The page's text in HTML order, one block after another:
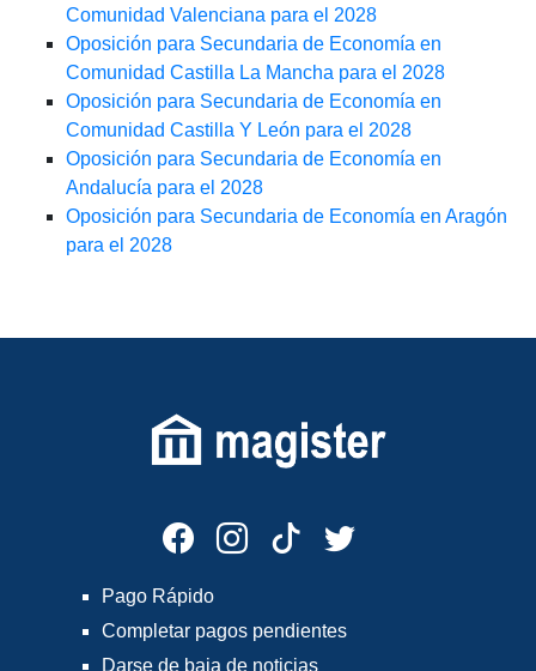
Comunidad Valenciana para el 2028
Oposición para Secundaria de Economía en
Comunidad Castilla La Mancha para el 2028
Oposición para Secundaria de Economía en
Comunidad Castilla Y León para el 2028
Oposición para Secundaria de Economía en
Andalucía para el 2028
Oposición para Secundaria de Economía en Aragón
para el 2028
Pago Rápido
Completar pagos pendientes
Darse de baja de noticias